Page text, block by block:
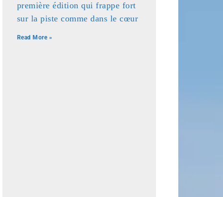
première édition qui frappe fort
sur la piste comme dans le cœur
Read More »